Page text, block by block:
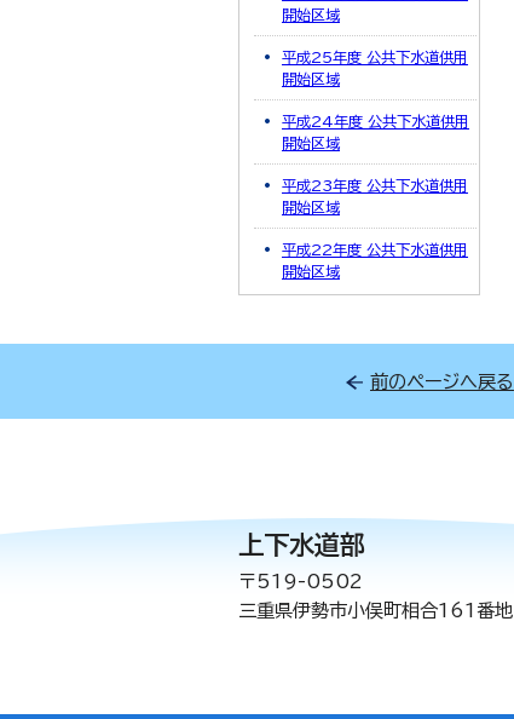
開始区域
平成25年度 公共下水道供用
開始区域
平成24年度 公共下水道供用
開始区域
平成23年度 公共下水道供用
開始区域
平成22年度 公共下水道供用
開始区域
前のページへ戻る
上下水道部
〒519-0502
三重県伊勢市小俣町相合161番地